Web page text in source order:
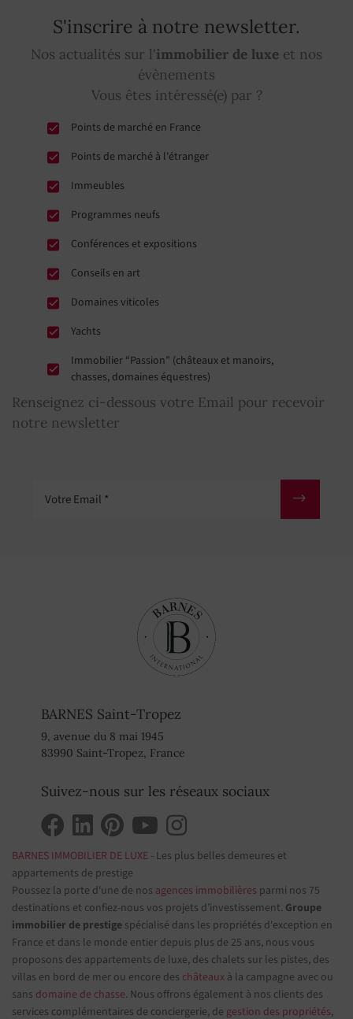
S'inscrire à notre newsletter.
Nos actualités sur l'immobilier de luxe et nos
évènements
Vous êtes intéressé(e) par ?
Points de marché en France
Points de marché à l'étranger
Immeubles
Programmes neufs
Conférences et expositions
Conseils en art
Domaines viticoles
Yachts
Immobilier “Passion” (châteaux et manoirs,
chasses, domaines équestres)
Renseignez ci-dessous votre Email pour recevoir
notre newsletter
BARNES Saint-Tropez
9, avenue du 8 mai 1945
83990 Saint-Tropez, France
Suivez-nous sur les réseaux sociaux
BARNES IMMOBILIER DE LUXE - Les plus belles demeures et
appartements de prestige
Poussez la porte d'une de nos agences immobilières parmi nos 75
destinations et confiez-nous vos projets d’investissement. Groupe
immobilier de prestige spécialisé dans les propriétés d'exception en
France et dans le monde entier depuis plus de 25 ans, nous vous
proposons des appartements de luxe, des chalets sur les pistes, des
villas en bord de mer ou encore des châteaux à la campagne avec ou
sans domaine de chasse. Nous offrons également à nos clients des
services complémentaires de conciergerie, de gestion des propriétés,